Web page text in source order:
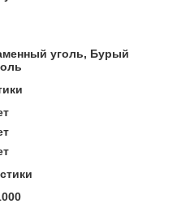
уголь, Бурый